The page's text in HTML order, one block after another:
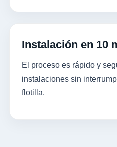
Instalación en 10
El proceso es rápido y
instalaciones sin
flotilla.